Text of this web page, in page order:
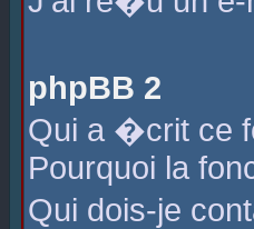
phpBB 2
Qui a �crit ce
Pourquoi la
Qui dois-je